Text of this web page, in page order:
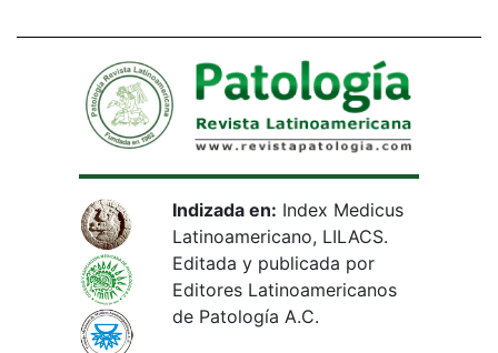
Indizada en: Index Medicus
Latinoamericano, LILACS.
Editada y publicada por
Editores Latinoamericanos
de Patología A.C.